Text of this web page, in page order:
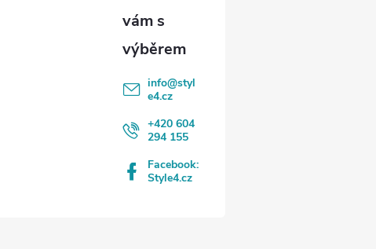
info@styl
e4.cz
+420 604
294 155
Facebook:
Style4.cz